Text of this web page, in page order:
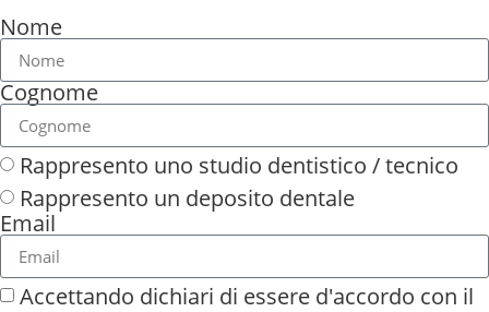
Nome
Cognome
Rappresento uno studio dentistico / tecnico
Rappresento un deposito dentale
Email
Accettando dichiari di essere d'accordo con il